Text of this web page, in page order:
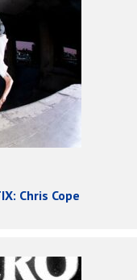
Chris Cope